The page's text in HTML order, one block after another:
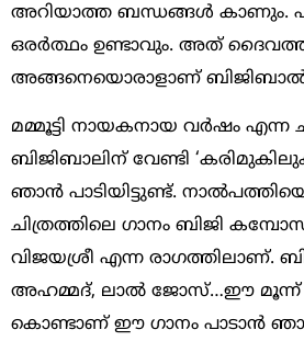
അറിയാത്ത ബന്ധങ്ങള്‍ കാണും.
ഒരര്‍ത്ഥം ഉണ്ടാവും. അത്
അങ്ങനെയൊരാളാണ്
മമ്മൂട്ടി നായകനായ വര്‍ഷം എന്ന
ബിജിബാലിന് വേണ്ടി
ഞാന്‍ പാടിയിട്ടുണ്ട്.
ചിത്രത്തിലെ ഗാനം ബിജി
വിജയശ്രീ എന്ന രാഗത്തിലാണ്.
അഹമ്മദ്, ലാല്‍ ജോസ്…ഈ മൂന്ന്
കൊണ്ടാണ് ഈ ഗാനം പാടാന്‍